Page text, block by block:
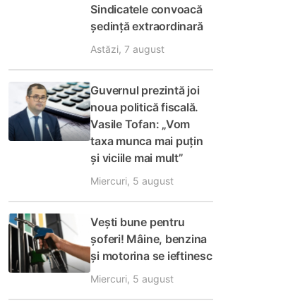
Sindicatele convoacă
ședință extraordinară
Astăzi, 7 august
Guvernul prezintă joi
noua politică fiscală.
Vasile Tofan: „Vom
taxa munca mai puțin
și viciile mai mult”
Miercuri, 5 august
Vești bune pentru
șoferi! Mâine, benzina
și motorina se ieftinesc
Miercuri, 5 august